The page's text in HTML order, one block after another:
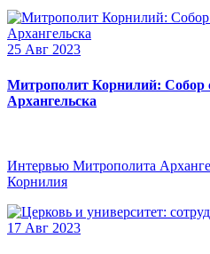
25 Авг 2023
Митрополит Корнилий: Собор
Архангельска
Интервью Митрополита
Корнилия
17 Авг 2023